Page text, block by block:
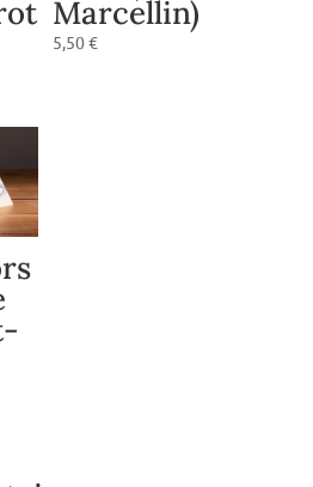
Marcellin)
5,50€